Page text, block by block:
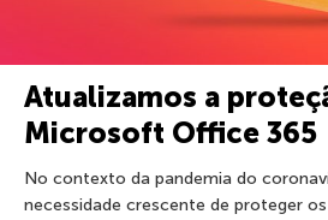
Atualizamos a
Microsoft Office 365
No contexto da pandemia do
necessidade crescente de proteger